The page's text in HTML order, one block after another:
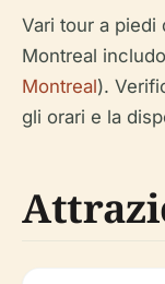
Vari tour a
Montreal
Montreal).
gli orari e la